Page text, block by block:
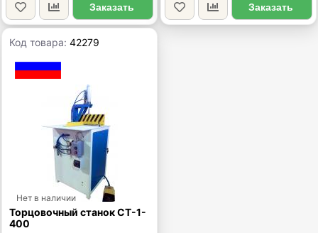
Заказать Заказать
Код товара:42279
Нет в наличии
Торцовочный станок СТ-1-
400